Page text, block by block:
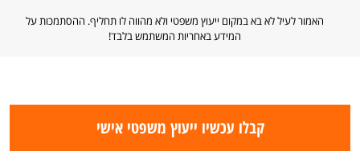
האמור לעיל לא בא במקום ייעוץ משפטי ולא מהווה לו תחליף. ההסתמכות על
המידע באחריות המשתמש בלבד!
קבלו עכשיו ייעוץ משפטי אישי